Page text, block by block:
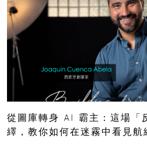
從圖庫轉身 AI 霸主：這場「
繹，教你如何在迷霧中看見航